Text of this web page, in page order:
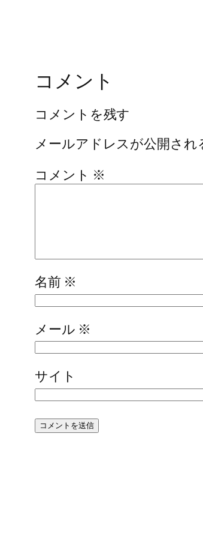
コメント
コメントを残す
メールアドレスが公開され
コメント ※
名前 ※
メール ※
サイト